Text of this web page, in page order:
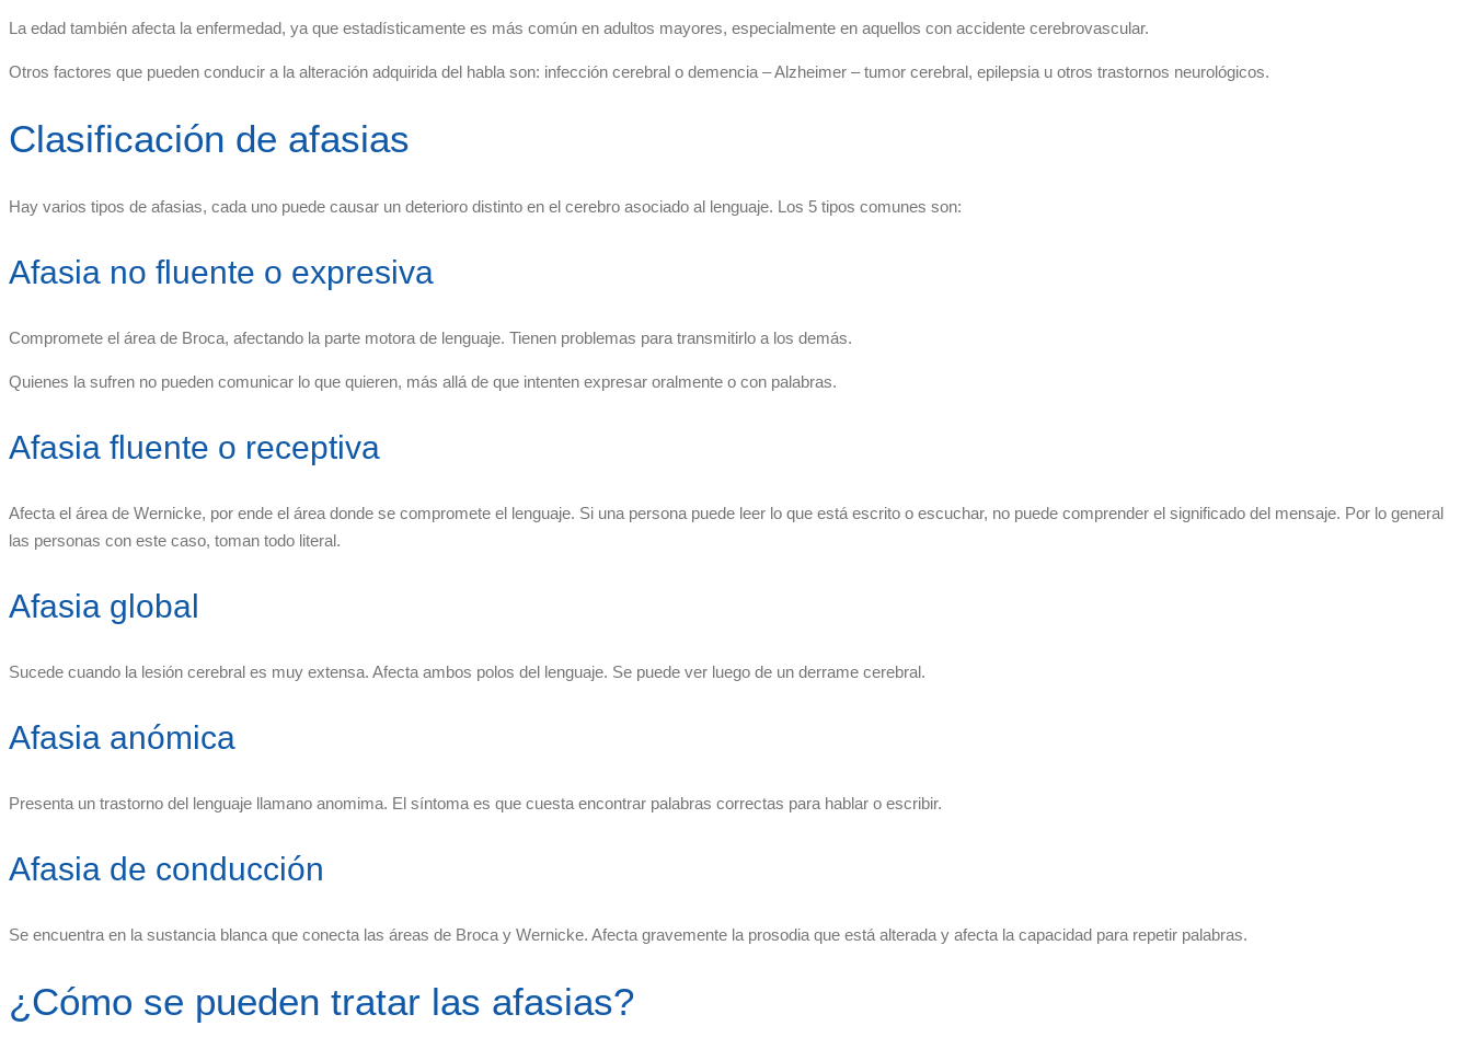
La edad también afecta la enfermedad, ya que estadísticamente es más común en adultos mayores, especialmente en aquellos con accidente cerebrovascular.
Otros factores que pueden conducir a la alteración adquirida del habla son: infección cerebral o demencia – Alzheimer – tumor cerebral, epilepsia u otros trastornos neurológicos.
Clasificación de afasias
Hay varios tipos de afasias, cada uno puede causar un deterioro distinto en el cerebro asociado al lenguaje. Los 5 tipos comunes son:
Afasia no fluente o expresiva
Compromete el área de Broca, afectando la parte motora de lenguaje. Tienen problemas para transmitirlo a los demás.
Quienes la sufren no pueden comunicar lo que quieren, más allá de que intenten expresar oralmente o con palabras.
Afasia fluente o receptiva
Afecta el área de Wernicke, por ende el área donde se compromete el lenguaje. Si una persona puede leer lo que está escrito o escuchar, no puede comprender el significado del mensaje. Por lo general
las personas con este caso, toman todo literal.
Afasia global
Sucede cuando la lesión cerebral es muy extensa. Afecta ambos polos del lenguaje. Se puede ver luego de un derrame cerebral.
Afasia anómica
Presenta un trastorno del lenguaje llamano anomima. El síntoma es que cuesta encontrar palabras correctas para hablar o escribir.
Afasia de conducción
Se encuentra en la sustancia blanca que conecta las áreas de Broca y Wernicke. Afecta gravemente la prosodia que está alterada y afecta la capacidad para repetir palabras.
¿Cómo se pueden tratar las afasias?